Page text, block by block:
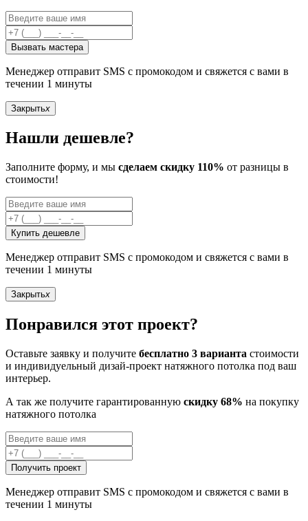
Вызвать мастера
Менеджер отправит SMS с промокодом и свяжется с вами в
течении 1 минуты
Закрытьx
Нашли дешевле?
Заполните форму, и мы сделаем скидку 110% от разницы в
стоимости!
Купить дешевле
Менеджер отправит SMS с промокодом и свяжется с вами в
течении 1 минуты
Закрытьx
Понравился этот проект?
Оставьте заявку и получите бесплатно 3 варианта стоимости
и индивидуельный дизай-проект натяжного потолка под ваш
интерьер.
А так же получите гарантированную скидку 68% на покупку
натяжного потолка
Получить проект
Менеджер отправит SMS с промокодом и свяжется с вами в
течении 1 минуты